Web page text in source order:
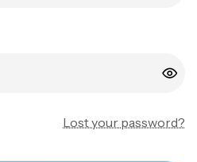
Lost your password?